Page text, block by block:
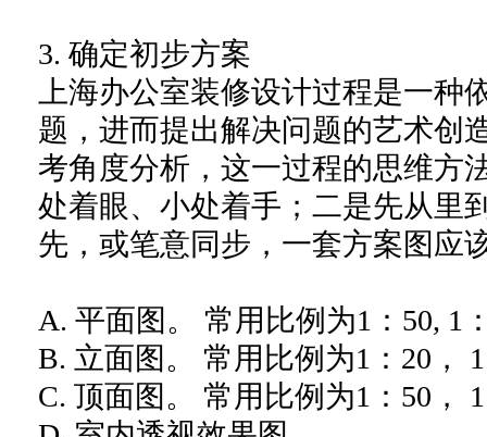
3. 确定初步方案
上海办公室装修设计过程是一
题，进而提出解决问题的艺术创
考角度分析，这一过程的思维方
处着眼、小处着手；二是先从里
先，或笔意同步，一套方案图应
A. 平面图。 常用比例为1：50, 1
B. 立面图。 常用比例为1：20，
C. 顶面图。 常用比例为1：50，